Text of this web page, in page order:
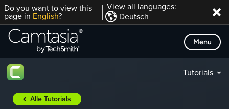
Direkt
zum
Inhalt
Do you want to view this
page in English?
View all languages:
Deutsch
Menu
Tutorials
Alle Tutorials